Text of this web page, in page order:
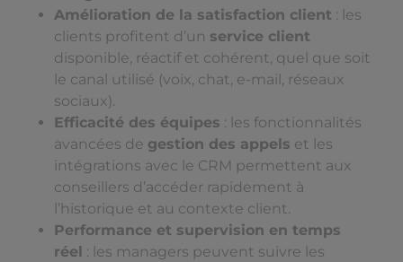
Amélioration de la satisfaction client : les
clients profitent d’un service client
disponible, réactif et cohérent, quel que soit
le canal utilisé (voix, chat, e-mail, réseaux
sociaux).
Efficacité des équipes : les fonctionnalités
avancées de gestion des appels et les
intégrations avec le CRM permettent aux
conseillers d’accéder rapidement à
l’historique et au contexte client.
Performance et supervision en temps
réel : les managers peuvent suivre les